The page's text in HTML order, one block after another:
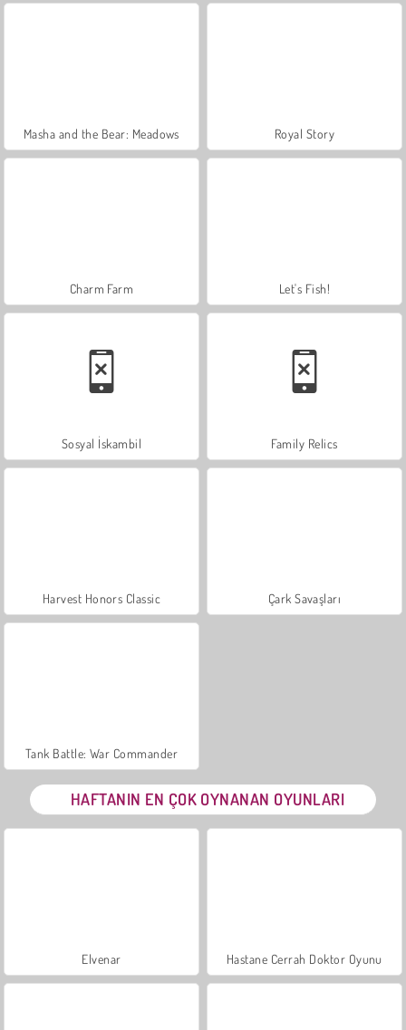
Masha and the Bear: Meadows Royal Story
Charm Farm Let's Fish!
Sosyal İskambil Family Relics
Harvest Honors Classic Çark Savaşları
Tank Battle: War Commander
HAFTANIN EN ÇOK OYNANAN OYUNLARI
Elvenar Hastane Cerrah Doktor Oyunu